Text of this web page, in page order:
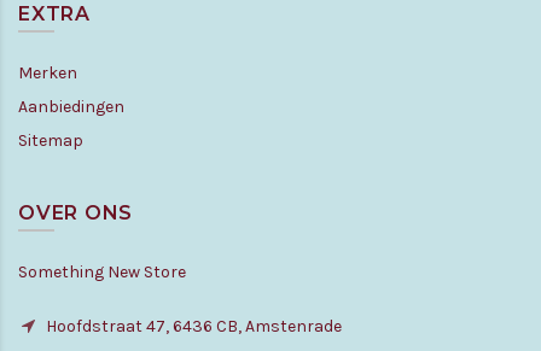
EXTRA
Merken
Aanbiedingen
Sitemap
OVER ONS
Something New Store
Hoofdstraat 47, 6436 CB, Amstenrade